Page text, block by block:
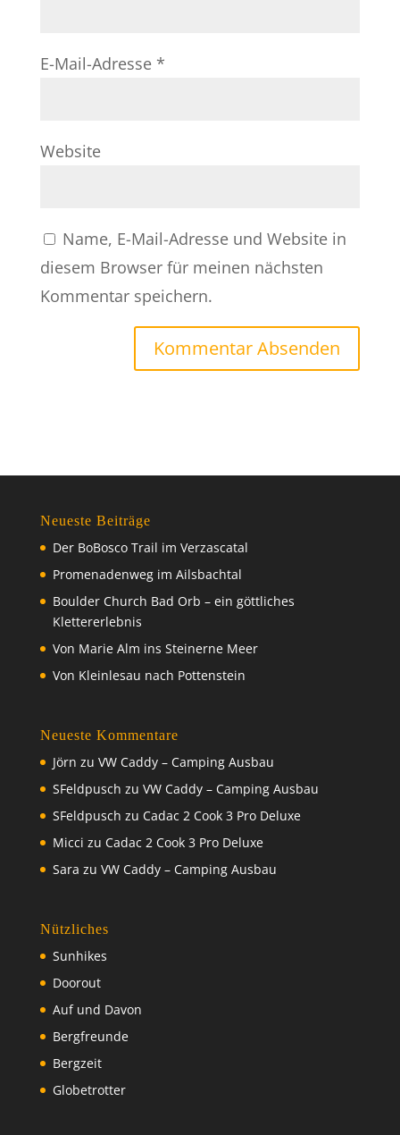
E-Mail-Adresse *
Website
Name, E-Mail-Adresse und Website in
diesem Browser für meinen nächsten
Kommentar speichern.
Neueste Beiträge
Der BoBosco Trail im Verzascatal
Promenadenweg im Ailsbachtal
Boulder Church Bad Orb – ein göttliches
Klettererlebnis
Von Marie Alm ins Steinerne Meer
Von Kleinlesau nach Pottenstein
Neueste Kommentare
Jörn zu VW Caddy – Camping Ausbau
SFeldpusch zu VW Caddy – Camping Ausbau
SFeldpusch zu Cadac 2 Cook 3 Pro Deluxe
Micci zu Cadac 2 Cook 3 Pro Deluxe
Sara zu VW Caddy – Camping Ausbau
Nützliches
Sunhikes
Doorout
Auf und Davon
Bergfreunde
Bergzeit
Globetrotter